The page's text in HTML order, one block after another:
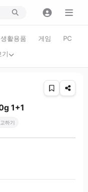
생활용품 게임
PC
기
1+1
하기